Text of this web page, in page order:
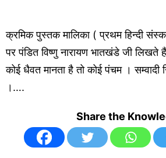
क्रमिक पुस्तक मालिका ( प्रथम हिन्दी
पर पंडित विष्णु नारायण भातखंडे जी लिखते हैं
कोई धैवत मानता है तो कोई पंचम । सम्वादी
।….
Share the